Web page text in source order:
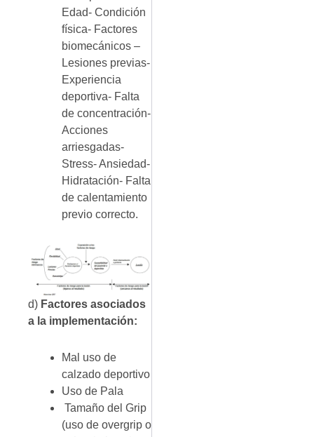
Edad- Condición
física- Factores
biomecánicos –
Lesiones previas-
Experiencia
deportiva- Falta
de concentración-
Acciones
arriesgadas-
Stress- Ansiedad-
Hidratación- Falta
de calentamiento
previo correcto.
d) Factores asociados
a la implementación:
Mal uso de
calzado deportivo
Uso de Pala
Tamaño del Grip
(uso de overgrip o